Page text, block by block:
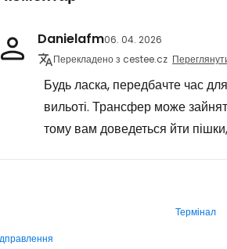
Danielafm06. 04. 2026
Перекладено з cestee.cz
Будь ласка, передбачте час
вильоті. Трансфер може
тому вам доведеться йти
Термінал